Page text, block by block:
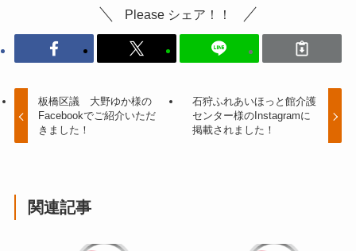
Please シェア！！
板橋区議 大野ゆか様の
Facebookでご紹介いただ
きました！
石狩ふれあいほっと館介護
センター様のInstagramに
掲載されました！
関連記事